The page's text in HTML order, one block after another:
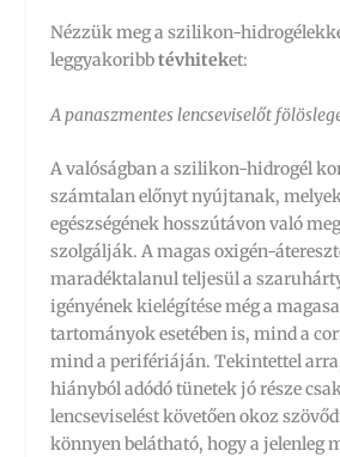
Nézzük meg a szilikon-
leggyakoribbtévhiteket:
A panaszmentes lencseviselőt
A valóságban a szilikon-hidrogél
számtalan előnyt nyújtanak,
egészségének hosszútávon való
szolgálják. A magas oxigén-
maradéktalanul teljesül a
igényének kielégítése még a
tartományok esetében is, mind a
mind a perifériáján. Tekintettel
hiányból adódó tünetek jó része
lencseviselést követően okoz
könnyen belátható, hogy a jelenleg